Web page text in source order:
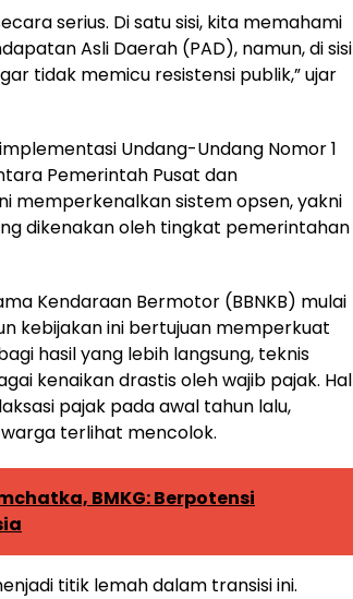
serius. Di satu sisi, kita memahami
Asli Daerah (PAD), namun, di sisi
tidak memicu resistensi publik,” ujar
Undang-Undang Nomor 1
Pemerintah Pusat dan
memperkenalkan sistem opsen, yakni
dikenakan oleh tingkat pemerintahan
Kendaraan Bermotor (BBNKB) mulai
kebijakan ini bertujuan memperkuat
hasil yang lebih langsung, teknis
kenaikan drastis oleh wajib pajak. Hal
pajak pada awal tahun lalu,
terlihat mencolok.
BMKG: Berpotensi
titik lemah dalam transisi ini.